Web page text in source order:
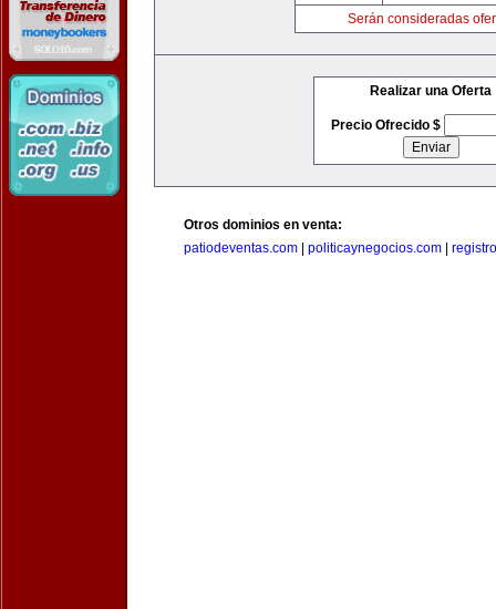
Serán consideradas
Realizar una Oferta
Precio Ofrecido $
Otros dominios en venta:
patiodeventas.com
politicaynegocios.com